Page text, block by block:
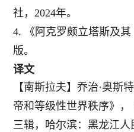
社，2024年。
4.
《阿克罗颇立塔斯及
版。
译文
【南斯拉夫】乔治·奥斯
帝和等级性世界秩序》
三辑，哈尔滨：黑龙江人